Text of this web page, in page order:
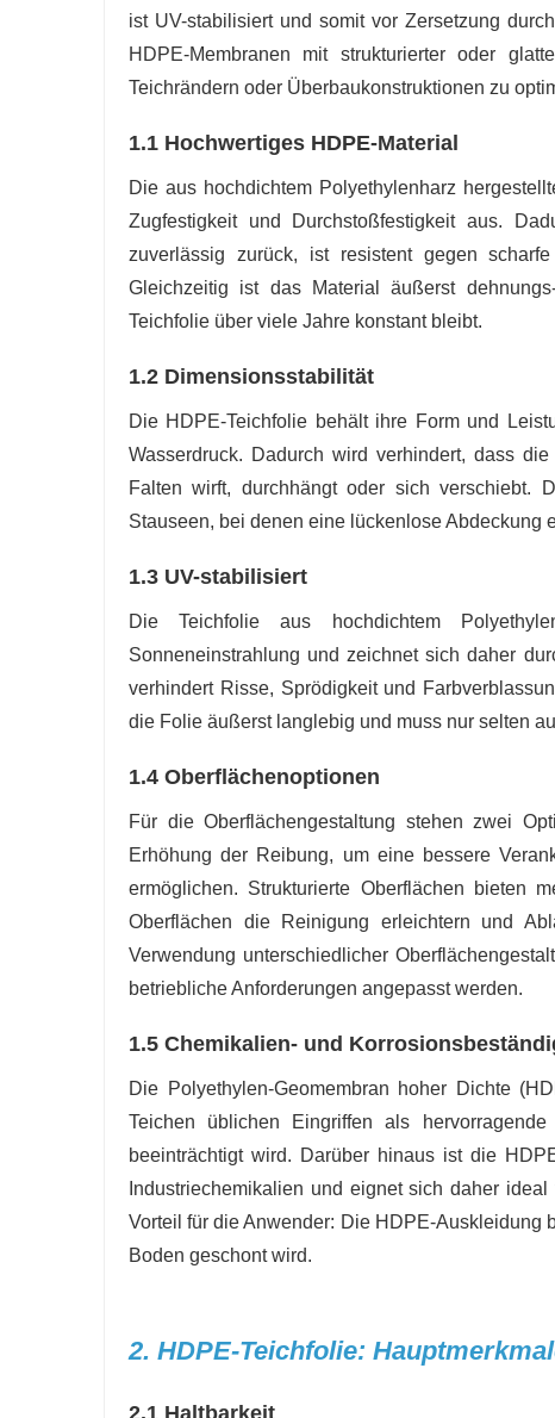
ist UV-stabilisiert und somit vor Zersetzung
HDPE-Membranen mit strukturierter oder
Teichrändern oder Überbaukonstruktionen zu
1.1 Hochwertiges HDPE-Material
Die aus hochdichtem Polyethylenharz
Zugfestigkeit und Durchstoßfestigkeit aus.
zuverlässig zurück, ist resistent gegen
Gleichzeitig ist das Material äußerst
Teichfolie über viele Jahre konstant bleibt.
1.2 Dimensionsstabilität
Die HDPE-Teichfolie behält ihre Form und
Wasserdruck. Dadurch wird verhindert, dass
Falten wirft, durchhängt oder sich verschiebt.
Stauseen, bei denen eine lückenlose Abdeckung
1.3 UV-stabilisiert
Die Teichfolie aus hochdichtem
Sonneneinstrahlung und zeichnet sich daher
verhindert Risse, Sprödigkeit und
die Folie äußerst langlebig und muss nur selten
1.4 Oberflächenoptionen
Für die Oberflächengestaltung stehen zwei
Erhöhung der Reibung, um eine bessere
ermöglichen. Strukturierte Oberflächen bieten
Oberflächen die Reinigung erleichtern und
Verwendung unterschiedlicher
betriebliche Anforderungen angepasst werden.
1.5 Chemikalien- und
Die Polyethylen-Geomembran hoher Dichte
Teichen üblichen Eingriffen als
beeinträchtigt wird. Darüber hinaus ist die
Industriechemikalien und eignet sich daher
Vorteil für die Anwender: Die HDPE-Auskleidung
Boden geschont wird.
2. HDPE-Teichfolie: